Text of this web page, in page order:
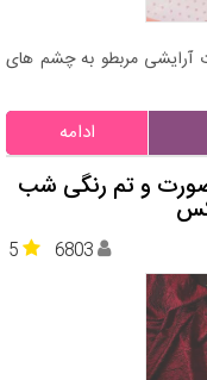
آرایشی مربطو به چشم های
ادامه
آرایش صورت و تم رنگی شب
5 6803